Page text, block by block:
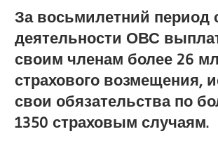
За восьмилетний период
деятельности ОВС
своим членам более 26
страхового возмещения,
свои обязательства по
1350 страховым случаям.